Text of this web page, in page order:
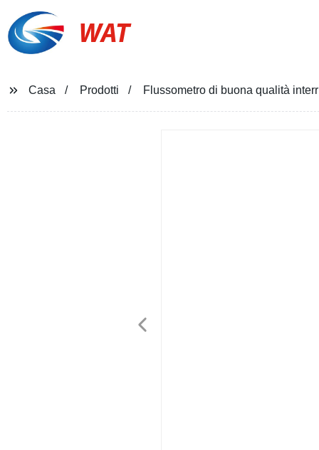
WAT
Casa Prodotti Flussometro di buona qualità